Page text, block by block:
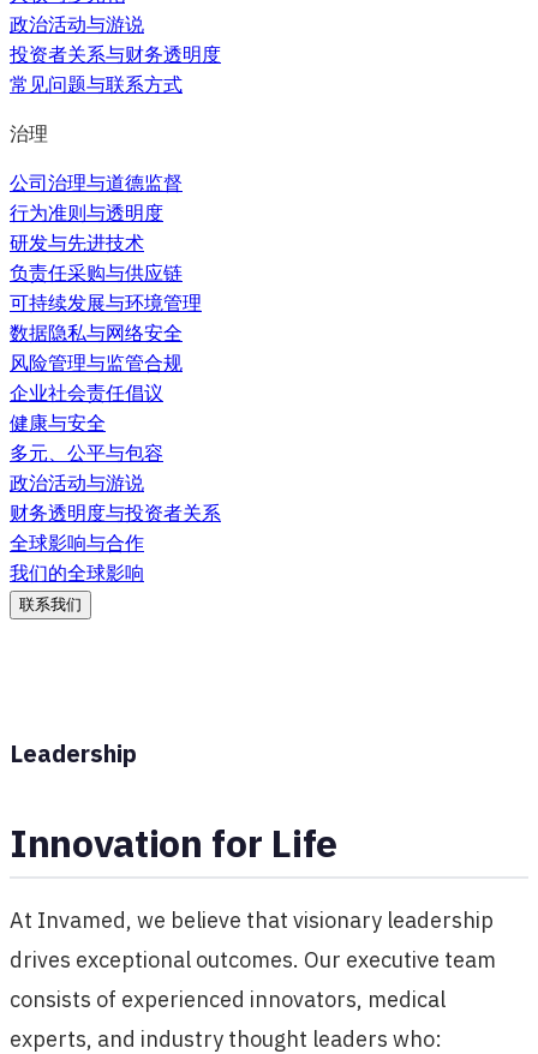
政治活动与游说
投资者关系与财务透明度
常见问题与联系方式
治理
公司治理与道德监督
行为准则与透明度
研发与先进技术
负责任采购与供应链
可持续发展与环境管理
数据隐私与网络安全
风险管理与监管合规
企业社会责任倡议
健康与安全
多元、公平与包容
政治活动与游说
财务透明度与投资者关系
全球影响与合作
我们的全球影响
联系我们
Leadership
Innovation for Life
At Invamed, we believe that visionary leadership
drives exceptional outcomes. Our executive team
consists of experienced innovators, medical
experts, and industry thought leaders who: